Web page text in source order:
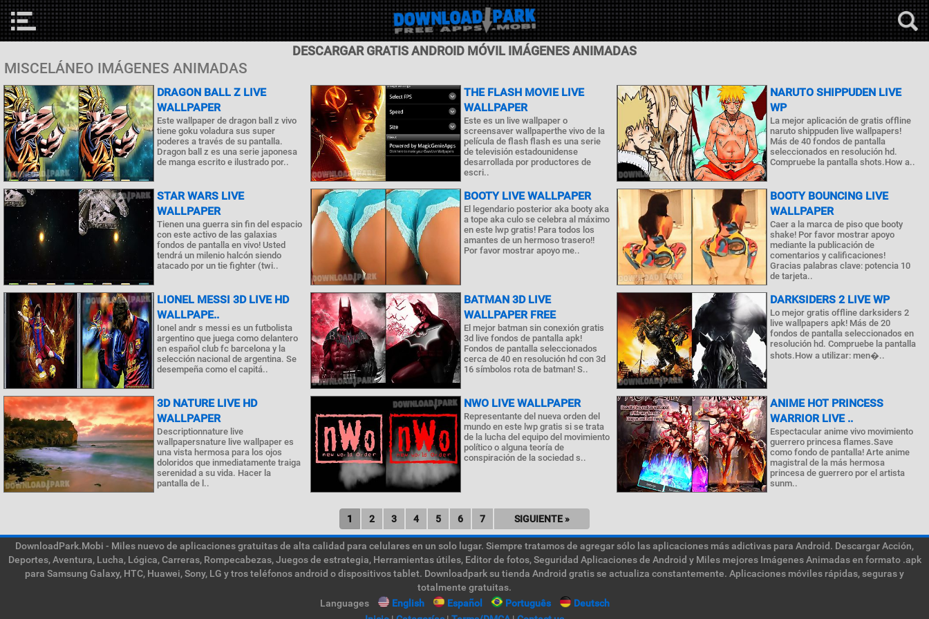
DESCARGAR GRATIS ANDROID MÓVIL IMÁGENES ANIMADAS
MISCELÁNEO IMÁGENES ANIMADAS
DRAGON BALL Z LIVE
WALLPAPER
Este wallpaper de dragon ball z vivo
tiene goku voladura sus super
poderes a través de su pantalla.
Dragon ball z es una serie japonesa
de manga escrito e ilustrado por..
THE FLASH MOVIE LIVE
WALLPAPER
Este es un live wallpaper o
screensaver wallpaperthe vivo de la
película de flash flash es una serie
de televisión estadounidense
desarrollada por productores de
escri..
NARUTO SHIPPUDEN LIVE
WP
La mejor aplicación de gratis offline
naruto shippuden live wallpapers!
Más de 40 fondos de pantalla
seleccionados en resolución hd.
Compruebe la pantalla shots.How a..
STAR WARS LIVE
WALLPAPER
Tienen una guerra sin fin del espacio
con este activo de las galaxias
fondos de pantalla en vivo! Usted
tendrá un milenio halcón siendo
atacado por un tie fighter (twi..
BOOTY LIVE WALLPAPER
El legendario posterior aka booty aka
a tope aka culo se celebra al máximo
en este lwp gratis! Para todos los
amantes de un hermoso trasero!!
Por favor mostrar apoyo me..
BOOTY BOUNCING LIVE
WALLPAPER
Caer a la marca de piso que booty
shake! Por favor mostrar apoyo
mediante la publicación de
comentarios y calificaciones!
Gracias palabras clave: potencia 10
de tarjeta..
LIONEL MESSI 3D LIVE HD
WALLPAPE..
Ionel andr s messi es un futbolista
argentino que juega como delantero
en español club fc barcelona y la
selección nacional de argentina. Se
desempeña como el capitá..
BATMAN 3D LIVE
WALLPAPER FREE
El mejor batman sin conexión gratis
3d live fondos de pantalla apk!
Fondos de pantalla seleccionados
cerca de 40 en resolución hd con 3d
16 símbolos rota de batman! S..
DARKSIDERS 2 LIVE WP
Lo mejor gratis offline darksiders 2
live wallpapers apk! Más de 20
fondos de pantalla seleccionados en
resolución hd. Compruebe la pantalla
shots.How a utilizar: men�..
3D NATURE LIVE HD
WALLPAPER
Descriptionnature live
wallpapersnature live wallpaper es
una vista hermosa para los ojos
doloridos que inmediatamente traiga
serenidad a su vida. Hacer la
pantalla de l..
NWO LIVE WALLPAPER
Representante del nueva orden del
mundo en este lwp gratis si se trata
de la lucha del equipo del movimiento
político o alguna teoría de
conspiración de la sociedad s..
ANIME HOT PRINCESS
WARRIOR LIVE ..
Espectacular anime vivo movimiento
guerrero princesa flames.Save
como fondo de pantalla! Arte anime
magistral de la más hermosa
princesa de guerrero por el artista
sunm..
1 2 3 4 5 6 7 SIGUIENTE »
DownloadPark.Mobi - Miles nuevo de aplicaciones gratuitas de alta calidad para celulares en un solo lugar. Siempre tratamos de agregar sólo las aplicaciones más adictivas para Android. Descargar Acción,
Deportes, Aventura, Lucha, Lógica, Carreras, Rompecabezas, Juegos de estrategia, Herramientas útiles, Editor de fotos, Seguridad Aplicaciones de Android y Miles mejores Imágenes Animadas en formato .apk
para Samsung Galaxy, HTC, Huawei, Sony, LG y tros teléfonos android o dispositivos tablet. Downloadpark su tienda Android gratis se actualiza constantemente. Aplicaciones móviles rápidas, seguras y
totalmente gratuitas.
Languages
English Español Português
Deutsch